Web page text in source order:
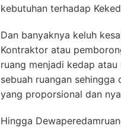
kebutuhan terhadap
Dan banyaknya keluh
Kontraktor atau
ruang menjadi kedap
sebuah ruangan sehingga
yang proporsional dan
Hingga